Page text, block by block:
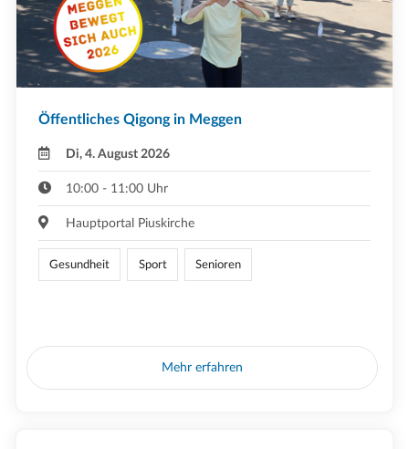
Öffentliches Qigong in Meggen
Di, 4. August 2026
10:00 - 11:00 Uhr
Hauptportal Piuskirche
Gesundheit Sport Senioren
Mehr erfahren